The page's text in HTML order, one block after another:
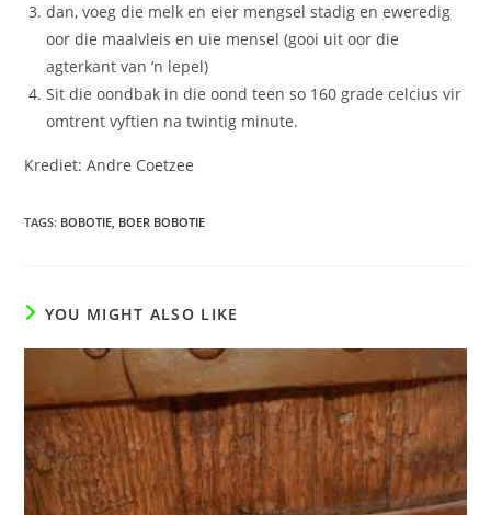
dan, voeg die melk en eier mengsel stadig en eweredig
oor die maalvleis en uie mensel (gooi uit oor die
agterkant van ‘n lepel)
Sit die oondbak in die oond teen so 160 grade celcius vir
omtrent vyftien na twintig minute.
Krediet: Andre Coetzee
TAGS: BOBOTIE, BOER BOBOTIE
YOU MIGHT ALSO LIKE